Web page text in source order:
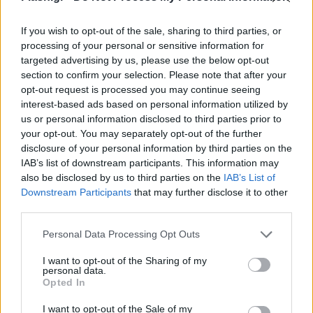
If you wish to opt-out of the sale, sharing to third parties, or
processing of your personal or sensitive information for
targeted advertising by us, please use the below opt-out
section to confirm your selection. Please note that after your
opt-out request is processed you may continue seeing
interest-based ads based on personal information utilized by
us or personal information disclosed to third parties prior to
your opt-out. You may separately opt-out of the further
disclosure of your personal information by third parties on the
IAB’s list of downstream participants. This information may
also be disclosed by us to third parties on the IAB’s List of
Downstream Participants that may further disclose it to other
Please note that this website/app uses one or more Google
not limited to your visit or usage behaviour. You may click to
grant or deny consent to Google and its third-party tags to
use your data for below specified purposes in below Google
consent section.
Personal Data Processing Opt Outs
I want to opt-out of the Sharing of my
personal data.
Opted In
I want to opt-out of the Sale of my
Εξωτερικών, η Ρωσία θα μπορούσε να αποκτήσει
αρκετές εκατοντάδες μη επανδρωμένα αεροσκάφη
μάχης από το Ιράν, τα οποία της λείπουν στον
πόλεμο εναντίον της Ουκρανίας.